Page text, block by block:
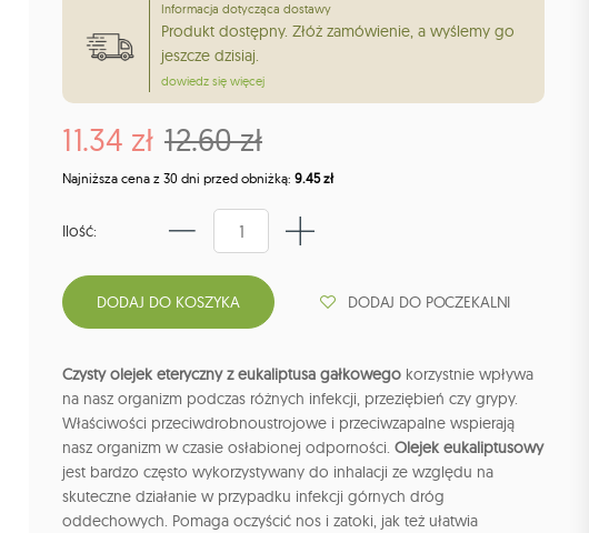
Informacja dotycząca dostawy
Produkt dostępny. Złóż zamówienie, a wyślemy go
jeszcze dzisiaj.
dowiedz się więcej
11.34 zł 12.60 zł
Najniższa cena z 30 dni przed obniżką: 9.45 zł
Ilość:
DODAJ DO POCZEKALNI
Czysty olejek eteryczny z eukaliptusa gałkowego korzystnie wpływa
na nasz organizm podczas różnych infekcji, przeziębień czy grypy.
Właściwości przeciwdrobnoustrojowe i przeciwzapalne wspierają
nasz organizm w czasie osłabionej odporności. Olejek eukaliptusowy
jest bardzo często wykorzystywany do inhalacji ze względu na
skuteczne działanie w przypadku infekcji górnych dróg
oddechowych. Pomaga oczyścić nos i zatoki, jak też ułatwia